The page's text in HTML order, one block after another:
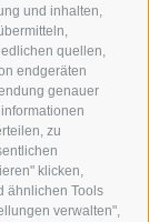
und inhalten,
quellen,
endgeräten
genauer
zu
klicken,
ähnlichen Tools
verwalten",